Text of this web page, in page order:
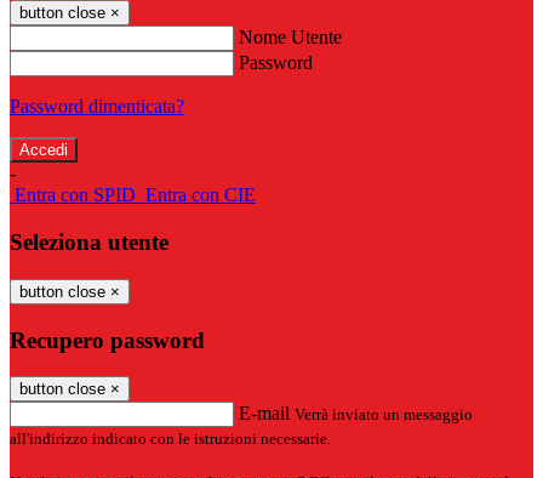
button close ×
Nome Utente
Password
Password dimenticata?
-
Entra con SPID Entra con CIE
Seleziona utente
button close ×
Recupero password
button close ×
E-mail Verrà inviato un messaggio
all'indirizzo indicato con le istruzioni necessarie.